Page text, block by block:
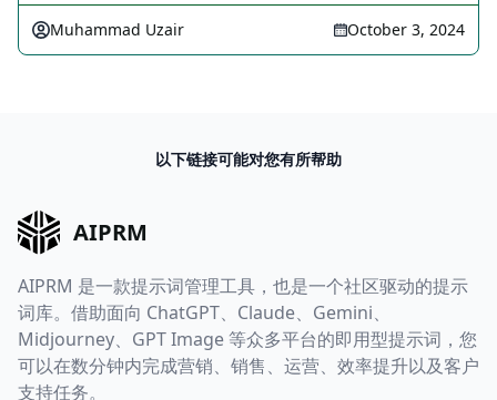
Muhammad Uzair October 3, 2024
以下链接可能对您有所帮助
AIPRM
AIPRM 是一款提示词管理工具，也是一个社区驱动的提示
词库。借助面向 ChatGPT、Claude、Gemini、
Midjourney、GPT Image 等众多平台的即用型提示词，您
可以在数分钟内完成营销、销售、运营、效率提升以及客户
支持任务。